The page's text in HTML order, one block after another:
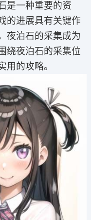
是一种重要的资
的进展具有关键作
夜泊石的采集成为
绕夜泊石的采集位
用的攻略。